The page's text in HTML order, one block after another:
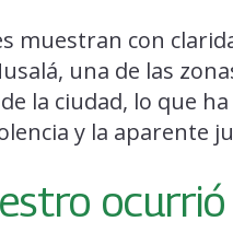
muestran con
una de las
la ciudad, lo que
y la aparente